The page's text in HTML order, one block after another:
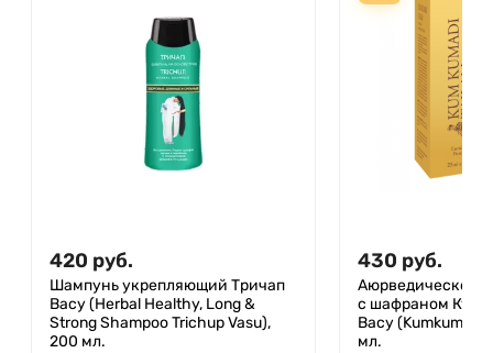
420 руб.
Шампунь укрепляющий Тричап
Васу (Herbal Healthy, Long &
Strong Shampoo Trichup Vasu),
200 мл.
430 руб.
Аюрведическое
с шафраном
Васу (Kumkumadi
мл.